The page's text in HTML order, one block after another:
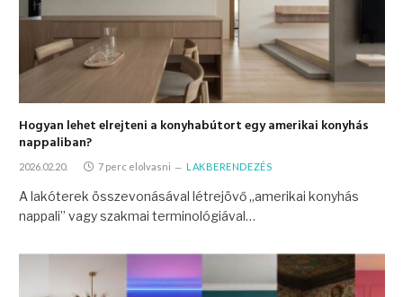
Hogyan lehet elrejteni a konyhabútort egy amerikai konyhás
nappaliban?
2026.02.20. 7 perc elolvasni LAKBERENDEZÉS
A lakóterek összevonásával létrejövő „amerikai konyhás
nappali” vagy szakmai terminológiával…